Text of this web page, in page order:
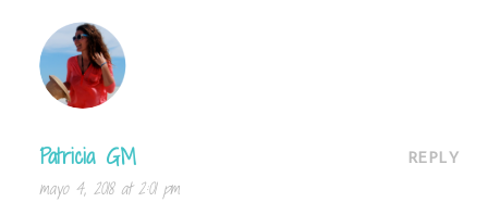
Patricia GM
mayo 4, 2018 at 2:01 pm
REPLY